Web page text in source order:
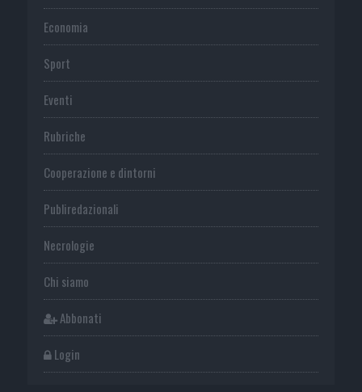
Economia
Sport
Eventi
Rubriche
Cooperazione e dintorni
Publiredazionali
Necrologie
Chi siamo
Abbonati
Login